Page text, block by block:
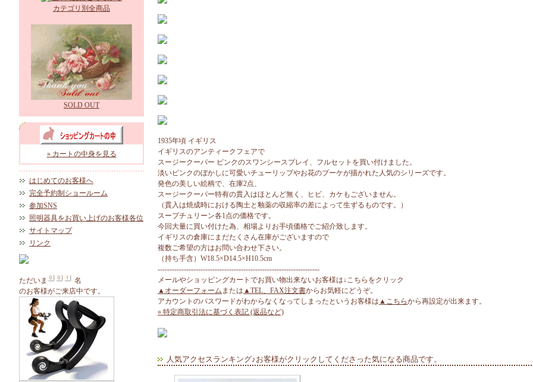
カテゴリ別全商品
SOLD OUT
» カートの中身を見る
はじめてのお客様へ
完全予約制ショールーム
参加SNS
照明器具をお買い上げのお客様各位
サイトマップ
リンク
ただいま
名
のお客様がご来店中です。
1935年頃 イギリス
イギリスのアンティークフェアで
スージークーパー ピンクのスワンシースプレイ、フルセットを買い付けました。
淡いピンクのぼかしに可愛いチューリップやお花のブーケが描かれた人気のシリーズです。
発色の美しい絵柄で、在庫2点、
スージークーパー特有の貫入はほとんど無く、ヒビ、カケもございません。
（貫入は焼成時における陶土と釉薬の収縮率の差によって生ずるものです。）
スープチュリーン各1点の価格です。
今回大量に買い付けた為、相場よりお手頃価格でご紹介致します。
イギリスの倉庫にまだたくさん在庫がございますので
複数ご希望の方はお問い合わせ下さい。
（持ち手含）W18.5×D14.5×H10.5cm
--------------------------------------------------------------------
メールやショッピングカートでお買い物出来ないお客様は↓こちらをクリック
▲オーダーフォーム または ▲TEL、FAX注文書からお気軽にどうぞ。
アカウントのパスワードがわからなくなってしまったというお客様は ▲こちらから再設定が出来ます。
» 特定商取引法に基づく表記 (返品など)
人気アクセスランキング♪お客様がクリックしてくださった気になる商品です。